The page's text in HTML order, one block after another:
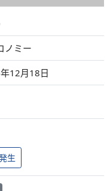
ノミー
12月18日
生